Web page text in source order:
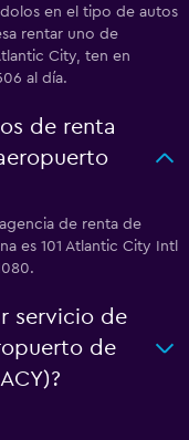
en el tipo de autos
rentar uno de
City, ten en
al día.
de renta
de renta de
es 101 Atlantic City Intl
servicio de
de